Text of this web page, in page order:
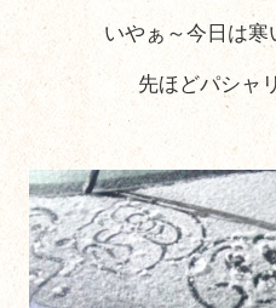
いやぁ～今日は寒
先ほどパシャ